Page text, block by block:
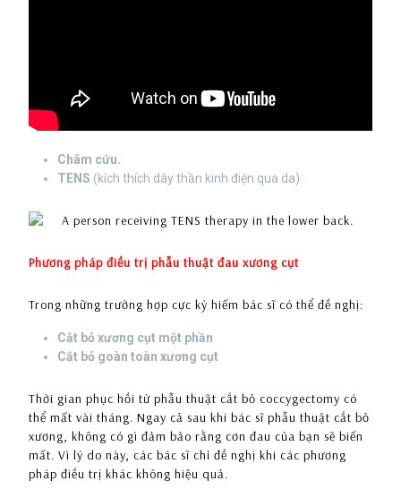
Châm cứu.
TENS (kích thích dây thần kinh điện qua da).
Phương pháp điều trị phẫu thuật đau xương cụt
Trong những trường hợp cực kỳ hiếm bác sĩ có thể đề nghị:
Cắt bỏ xương cụt một phần
Cắt bỏ goàn toàn xương cụt
Thời gian phục hồi từ phẫu thuật cắt bỏ coccygectomy có
thể mất vài tháng. Ngay cả sau khi bác sĩ phẫu thuật cắt bỏ
xương, không có gì đảm bảo rằng cơn đau của bạn sẽ biến
mất. Vì lý do này, các bác sĩ chỉ đề nghị khi các phương
pháp điều trị khác không hiệu quả.